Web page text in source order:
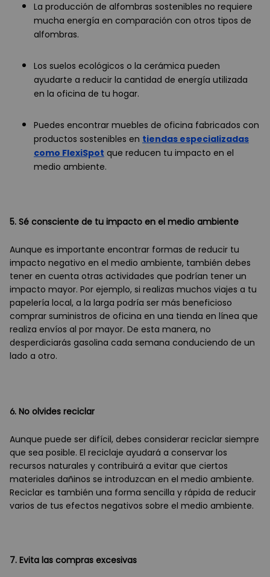
La producción de alfombras sostenibles no requiere
mucha energía en comparación con otros tipos de
alfombras.
Los suelos ecológicos o la cerámica pueden
ayudarte a reducir la cantidad de energía utilizada
en la oficina de tu hogar.
Puedes encontrar muebles de oficina fabricados con
productos sostenibles en tiendas especializadas
como FlexiSpot que reducen tu impacto en el
medio ambiente.
5. Sé consciente de tu impacto en el medio ambiente
Aunque es importante encontrar formas de reducir tu
impacto negativo en el medio ambiente, también debes
tener en cuenta otras actividades que podrían tener un
impacto mayor. Por ejemplo, si realizas muchos viajes a tu
papelería local, a la larga podría ser más beneficioso
comprar suministros de oficina en una tienda en línea que
realiza envíos al por mayor. De esta manera, no
desperdiciarás gasolina cada semana conduciendo de un
lado a otro.
6. No olvides reciclar
Aunque puede ser difícil, debes considerar reciclar siempre
que sea posible. El reciclaje ayudará a conservar los
recursos naturales y contribuirá a evitar que ciertos
materiales dañinos se introduzcan en el medio ambiente.
Reciclar es también una forma sencilla y rápida de reducir
varios de tus efectos negativos sobre el medio ambiente.
7. Evita las compras excesivas